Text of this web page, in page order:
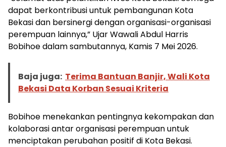
dapat berkontribusi untuk pembangunan Kota
Bekasi dan bersinergi dengan organisasi-organisasi
perempuan lainnya,” Ujar Wawali Abdul Harris
Bobihoe dalam sambutannya, Kamis 7 Mei 2026.
Baja juga: Terima Bantuan Banjir, Wali Kota
Bekasi Data Korban Sesuai Kriteria
Bobihoe menekankan pentingnya kekompakan dan
kolaborasi antar organisasi perempuan untuk
menciptakan perubahan positif di Kota Bekasi.